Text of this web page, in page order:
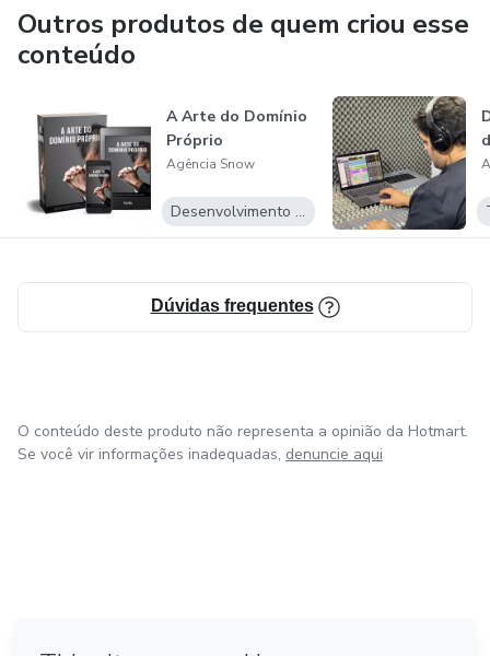
qualidade e suporte dedicado para tirar dúvidas e
potencializar seu desenvolvimento.
Escolha conosco a chave para o seu crescimento pessoal e
profissional. Explore nosso catálogo e junte-se à nossa
comunidade de aprendizes satisfeitos que já estão
trilhando o caminho do sucesso com a nossa ajuda. Sua
jornada de aprendizado começa aqui na Hotmart – onde a
qualidade e a confiança caminham juntas.
Outros produtos de quem criou esse
conteúdo
A Arte do Domínio
Próprio
Agência Snow
Desenvolvimento Pessoal
Dúvidas frequentes
O conteúdo deste produto não representa a opinião da Hotmart.
Se você vir informações inadequadas, denuncie aqui